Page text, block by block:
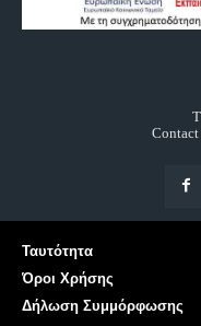
Contact
Ταυτότητα
Όροι Χρήσης
Δήλωση Συμμόρφωσης